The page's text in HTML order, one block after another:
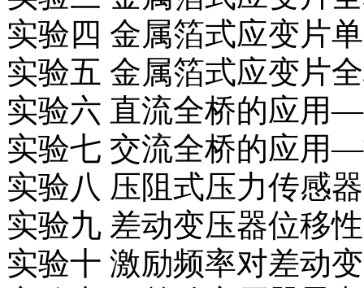
实验四 金属箔式应变片
实验五 金属箔式应变片
实验六 直流全桥的应用
实验七 交流全桥的应用
实验八 压阻式压力传感
实验九 差动变压器位移
实验十 激励频率对差动